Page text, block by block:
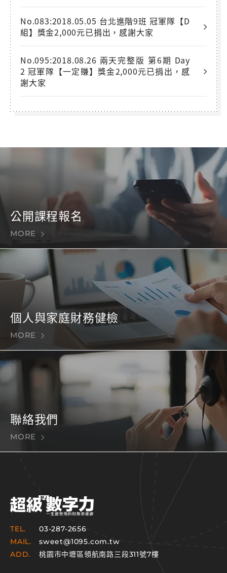
No.083:2018.05.05 台北進階9班 冠軍隊【D
組】獎金2,000元已捐出，感謝大家
No.095:2018.08.26 兩天完整版 第6期 Day
2 冠軍隊【一定賺】獎金2,000元已捐出，感
謝大家
公開課程報名
MORE
個人與家庭財務健檢
MORE
聯絡我們
MORE
TEL.
03-287-2656
MAIL.
sweet@1095.com.tw
ADD.
桃園市中壢區領航南路三段311號7樓